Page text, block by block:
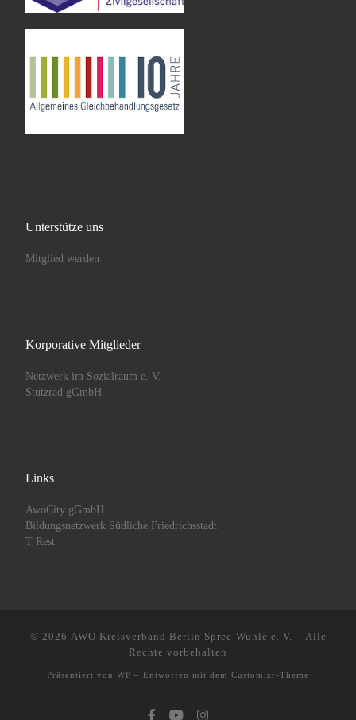
Unterstütze uns
Mitglied werden
Korporative Mitglieder
Netzwerk im Sozialraum e. V.
Stützrad gGmbH
Links
AwoCity gGmbH
Bildungsnetzwerk Südliche Friedrichsstadt
T Rest
© 2026 AWO Kreisverband Berlin Spree-Wuhle e. V. – Alle
Rechte vorbehalten
Präsentiert von WP – Entworfen mit dem Customizr-Theme